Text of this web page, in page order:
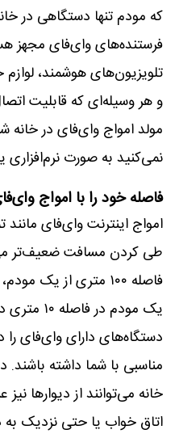
که مودم تنها دستگاهی در
فرستنده‌های وای‌فای مجهز
تلویزیون‌های هوشمند،
و هر وسیله‌ای که قابلیت
مولد امواج وای‌فای در خانه
نمی‌کنید به صورت
فاصله خود را با امواج
امواج اینترنت وای‌فای مانند
طی کردن مسافت ضعیف‌تر
فاصله ۱۰۰ متری از
یک مودم
دستگاه‌های دارای وای‌فای را
مناسبی با شما داشته
خانه می‌توانند از دیوارها
اتاق خواب یا حتی نزدیک به